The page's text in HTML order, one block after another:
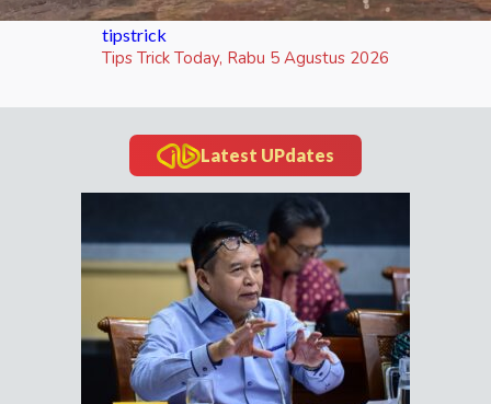
tipstrick
Tips Trick Today, Rabu 5 Agustus 2026
Latest UPdates